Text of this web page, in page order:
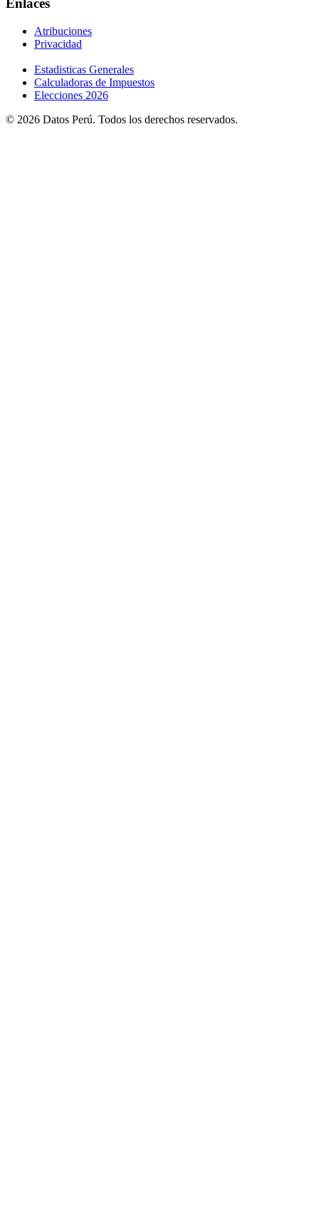
Enlaces
Atribuciones
Privacidad
Estadisticas Generales
Calculadoras de Impuestos
Elecciones 2026
© 2026 Datos Perú. Todos los derechos reservados.